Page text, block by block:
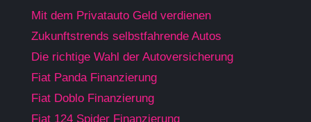
Mit dem Privatauto Geld verdienen
Zukunftstrends selbstfahrende Autos
Die richtige Wahl der Autoversicherung
Fiat Panda Finanzierung
Fiat Doblo Finanzierung
Fiat 124 Spider Finanzierung